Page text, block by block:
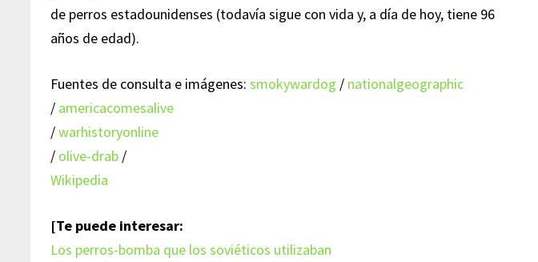
de perros estadounidenses (todavía sigue con vida y, a día de hoy, tiene 96
años de edad).
Fuentes de consulta e imágenes:smokywardog / nationalgeographic
/ americacomesalive
/warhistoryonline
/ olive-drab /
Wikipedia
[Te puede interesar:
Los perros-bomba que los soviéticos utilizaban